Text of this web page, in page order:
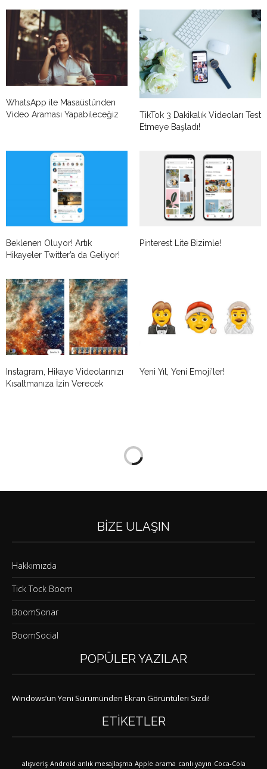
WhatsApp ile Masaüstünden
Video Araması Yapabileceğiz
TikTok 3 Dakikalık Videoları Test
Etmeye Başladı!
Beklenen Oluyor! Artık
Hikayeler Twitter’a da Geliyor!
Pinterest Lite Bizimle!
Instagram, Hikaye Videolarınızı
Kısaltmanıza İzin Verecek
Yeni Yıl, Yeni Emoji’ler!
BIZE ULAŞIN
Hakkımızda
Tick Tock Boom
BoomSonar
BoomSocial
POPÜLER YAZILAR
Windows’un Yeni Sürümünden Ekran Görüntüleri Sızdı!
ETIKETLER
alışveriş Android anlık mesajlaşma Apple arama canlı yayın Coca-Cola